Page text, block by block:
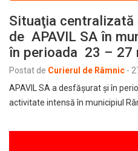
Situaţia
de APAVIL SA în
în perioada 23 – 27
Postat de Curierul de Râmnic -
APAVIL SA a desfăşurat şi în
activitate intensă în municipiul